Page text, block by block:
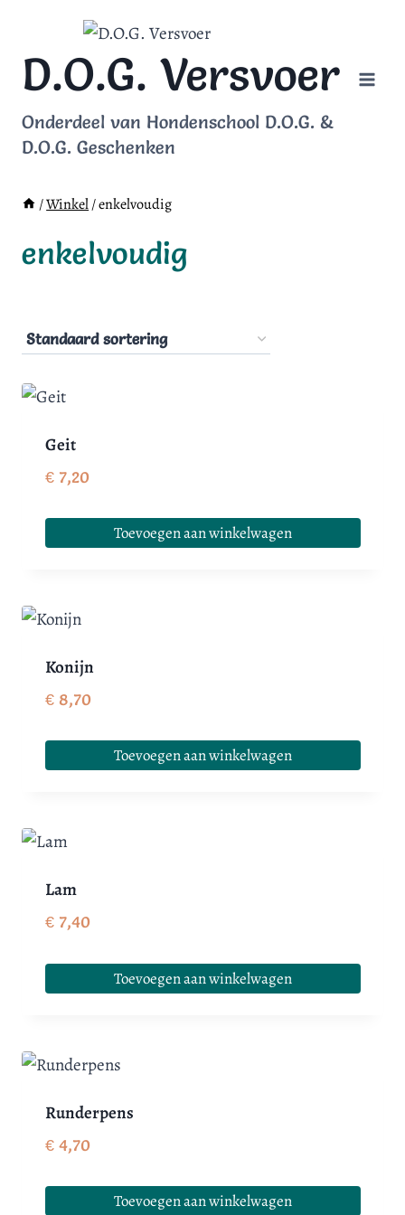
inhoudD.O.G. Versvoer
Onderdeel van Hondenschool D.O.G. &
D.O.G. Geschenken
/Winkel/enkelvoudig
enkelvoudig
Geit
€7,20
Toevoegen aan winkelwagen
Konijn
€8,70
Toevoegen aan winkelwagen
Lam
€7,40
Toevoegen aan winkelwagen
Runderpens
€4,70
Toevoegen aan winkelwagen